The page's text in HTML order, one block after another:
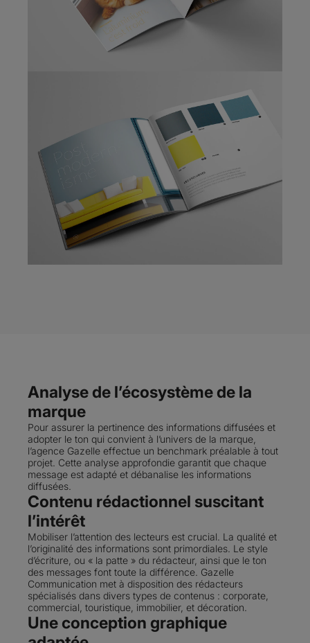
Analyse de l’écosystème de la
marque
Pour assurer la pertinence des informations diffusées et
adopter le ton qui convient à l’univers de la marque,
l’agence Gazelle effectue un benchmark préalable à tout
projet. Cette analyse approfondie garantit que chaque
message est adapté et débanalise les informations
diffusées.
Contenu rédactionnel suscitant
l’intérêt
Mobiliser l’attention des lecteurs est crucial. La qualité et
l’originalité des informations sont primordiales. Le style
d’écriture, ou « la patte » du rédacteur, ainsi que le ton
des messages font toute la différence. Gazelle
Communication met à disposition des rédacteurs
spécialisés dans divers types de contenus : corporate,
commercial, touristique, immobilier, et décoration.
Une conception graphique